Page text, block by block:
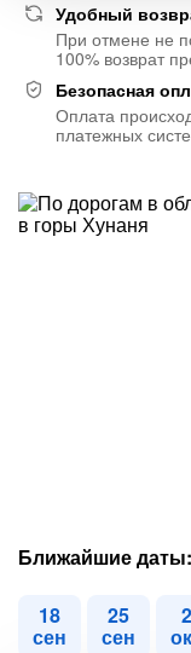
Удобный
При отмене не
100% возврат
Безопасная
Оплата
платежных
Ближайшие даты:
18
сен
25
сен
2